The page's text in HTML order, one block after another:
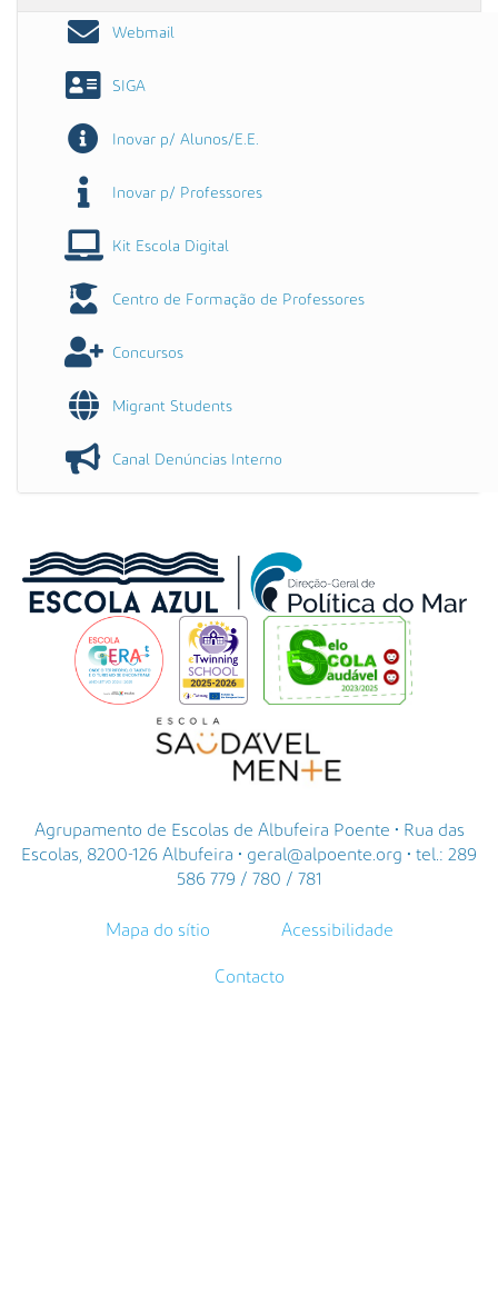
Webmail
SIGA
Inovar p/ Alunos/E.E.
Inovar p/ Professores
Kit Escola Digital
Centro de Formação de Professores
Concursos
Migrant Students
Canal Denúncias Interno
Agrupamento de Escolas de Albufeira Poente • Rua das
Escolas, 8200-126 Albufeira • geral@alpoente.org • tel.: 289
586 779 / 780 / 781
Mapa do sítio Acessibilidade
Contacto